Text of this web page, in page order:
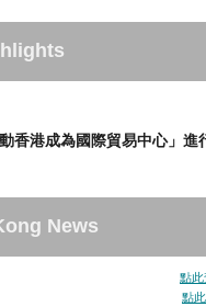
香港成為國際貿易中心」進
News
業發展策略 點
化策略 點